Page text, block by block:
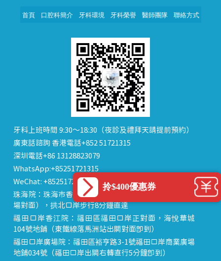
首頁 口腔科簡介 牙科環境 牙科榮譽 醫師團隊 聯絡方式
牙科上班時間 9:30～18:30（夜診及禮拜天請提前預約）
廣東話諮詢 香港電話+852 51721315
深圳電話+86 13128823079
WhatsApp:+85251721315
WeChat: +85251721315 or dentalhk
珠海院：珠海市香洲區 拱北中建商業大廈 15樓（迎賓廣
場對面），拱北口岸步行8分鐘直達
福田口岸香江院：福田區福田口岸正對面，海悅華城
104號地鋪（東鐵線落馬洲站出關對面即到）
福田口岸廣場院：福田區裕亨路3-1號福田口岸商業廣場
地鋪034號（福田口岸出關右轉直行5分鐘即到）
拎$400優惠券